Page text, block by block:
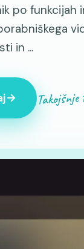
po
in ...
Takojšnje